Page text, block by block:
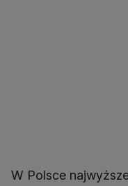
W Polsce